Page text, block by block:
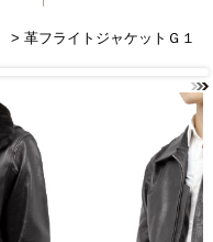
> 革フライトジャケットＧ１